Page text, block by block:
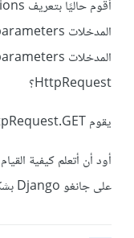
HttpRequest؟
يقوم HttpRequest.GET حاليًا بإرجاع كائن QueryDict فارغ.
أود أن أتعلم كيفية
على جانغو Django بشكل أفضل.